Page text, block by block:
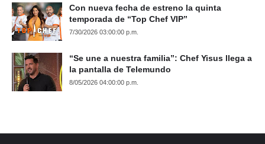
Con nueva fecha de estreno la quinta
temporada de “Top Chef VIP”
7/30/2026 03:00:00 p.m.
“Se une a nuestra familia”: Chef Yisus llega a
la pantalla de Telemundo
8/05/2026 04:00:00 p.m.